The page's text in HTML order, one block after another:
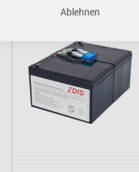
Ablehnen